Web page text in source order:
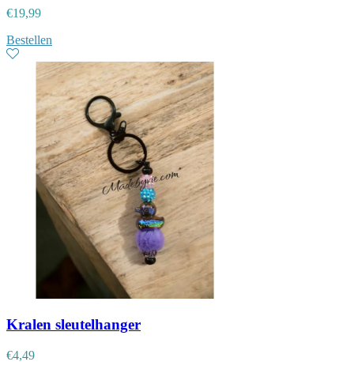
€19,99
Bestellen
Kralen sleutelhanger
€4,49